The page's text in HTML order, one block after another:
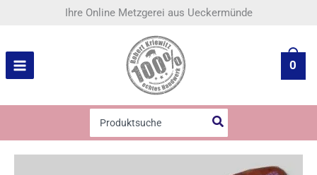
Ihre Online Metzgerei aus Ueckermünde
0
for:
Mediterrane